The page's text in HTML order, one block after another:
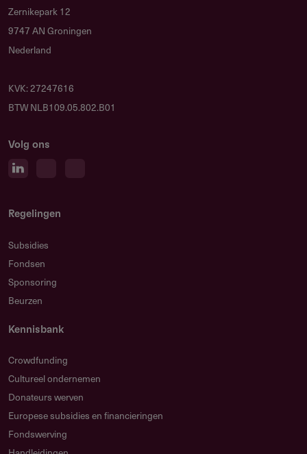
Zernikepark 12
9747 AN Groningen
Nederland
KVK: 27247616
BTW NLB109.05.802.B01
Volg ons
Regelingen
Subsidies
Fondsen
Sponsoring
Beurzen
Kennisbank
Crowdfunding
Cultureel ondernemen
Donateurs werven
Europese subsidies en financieringen
Fondswerving